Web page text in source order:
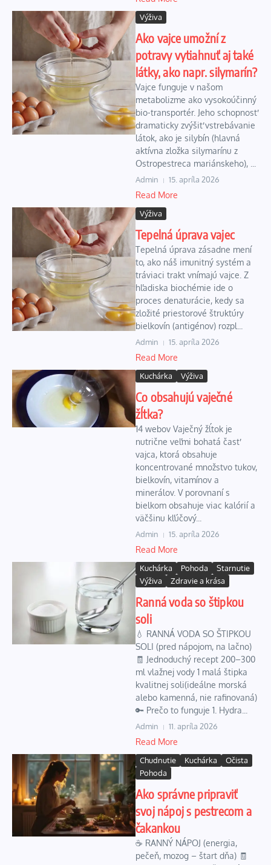
Výživa
Ako vajce umožní z
potravy vytiahnuť aj také
látky, ako napr. silymarín?
Vajce funguje v našom
metabolizme ako vysokoúčinný
bio-transportér. Jeho schopnosť
dramaticky zvýšiť vstrebávanie
látok, ako je silybín (hlavná
aktívna zložka silymarínu z
Ostropestreca mariánskeho), ...
Admin 15. apríla 2026
Read More
Výživa
Tepelná úprava vajec
Tepelná úprava zásadne mení
to, ako náš imunitný systém a
tráviaci trakt vnímajú vajce. Z
hľadiska biochémie ide o
proces denaturácie, kedy sa
zložité priestorové štruktúry
bielkovín (antigénov) rozpl...
Admin 15. apríla 2026
Read More
Kuchárka Výživa
Co obsahujú vaječné
žĺtka?
14 webov Vaječný žĺtok je
nutrične veľmi bohatá časť
vajca, ktorá obsahuje
koncentrované množstvo tukov,
bielkovín, vitamínov a
minerálov. V porovnaní s
bielkom obsahuje viac kalórií a
väčšinu kľúčový...
Admin 15. apríla 2026
Read More
Kuchárka Pohoda
Starnutie
Výživa
Zdravie a krása
Ranná voda so štipkou
soli
💧 RANNÁ VODA SO ŠTIPKOU
SOLI (pred nápojom, na lačno)
🧾 Jednoduchý recept 200–300
ml vlažnej vody 1 malá štipka
kvalitnej soli(ideálne morská
alebo kamenná, nie rafinovaná)
🔑 Prečo to funguje 1. Hydra...
Admin 11. apríla 2026
Read More
Chudnutie Kuchárka
Očista
Pohoda
Ako správne pripraviť
svoj nápoj s pestrecom a
čakankou
☕ RANNÝ NÁPOJ (energia,
pečeň, mozog – štart dňa) 🧾